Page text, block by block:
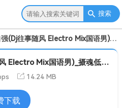
搜索
事随风 Electro Mix国语男)_摄魂低音[Mp3]
祥哥 - 男儿当自强(Dj往事随风 Electro Mix国语男)_摄魂低音[Mp3]
14.24 MB
下载